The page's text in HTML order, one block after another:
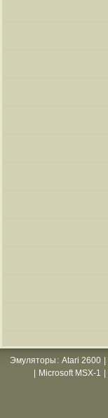
Эмуляторы : Atari 2600
Microsoft MSX-1